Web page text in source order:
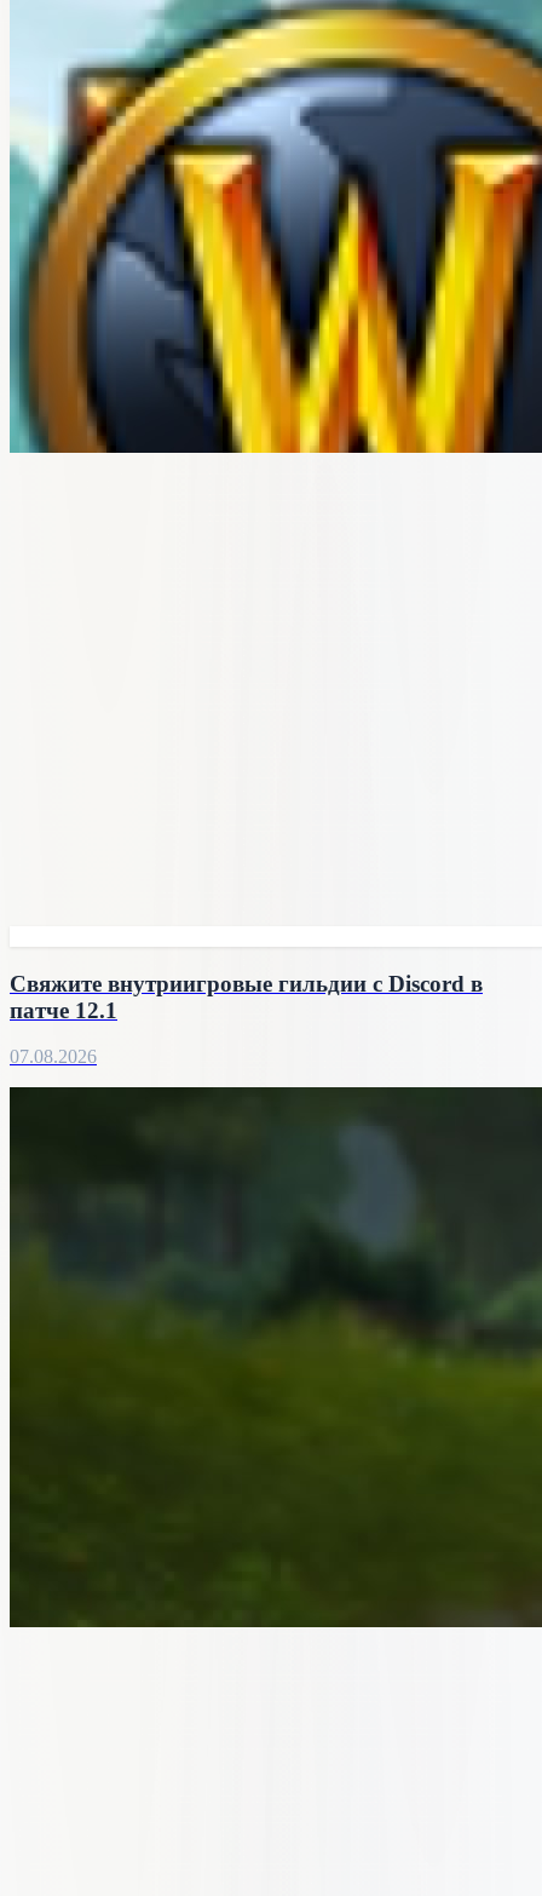
Свяжите внутриигровые гильдии с Discord в
патче 12.1
07.08.2026